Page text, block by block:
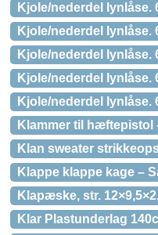
Kjole/nederdel lynlåse.
Kjole/nederdel lynlåse.
Kjole/nederdel lynlåse.
Kjole/nederdel lynlåse.
Kjole/nederdel lynlåse.
Klammer til hæftepistol
Klan sweater
Klappe klappe kage –
Klapæske, str.
Klar Plastunderlag